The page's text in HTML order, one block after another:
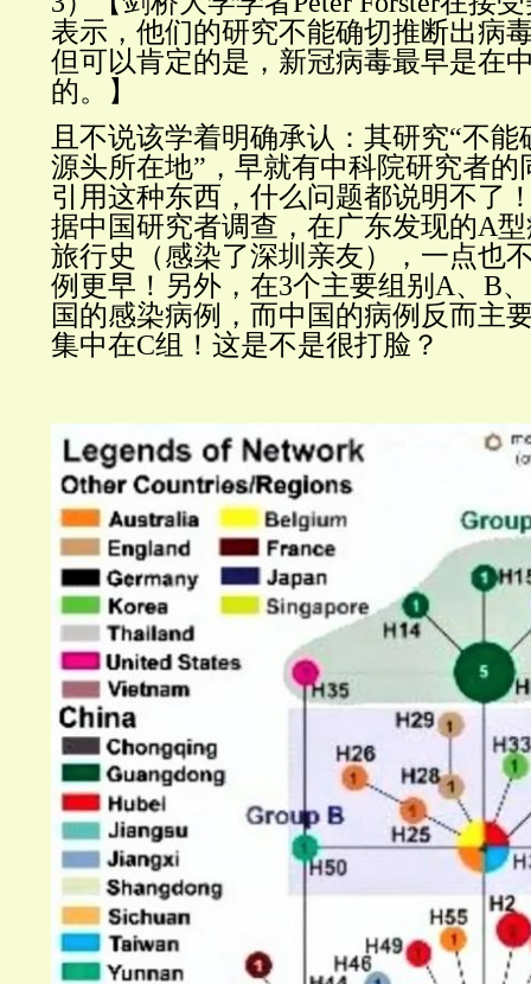
表示，他们的研究不能确切推断出病
但可以肯定的是，新冠病毒最早是在
的。
】
且不说该学着明确承认：其研究“不
源头所在地”，早就有中科院研究者的
引用这种东西，什么问题都说明不了
据中国研究者调查，在广东发现的A
旅行史（感染了深圳亲友），一点也
例更早！另外，在3个主要组别A、B
国的感染病例，而中国的病例反而主
集中在C组！这是不是很打脸？